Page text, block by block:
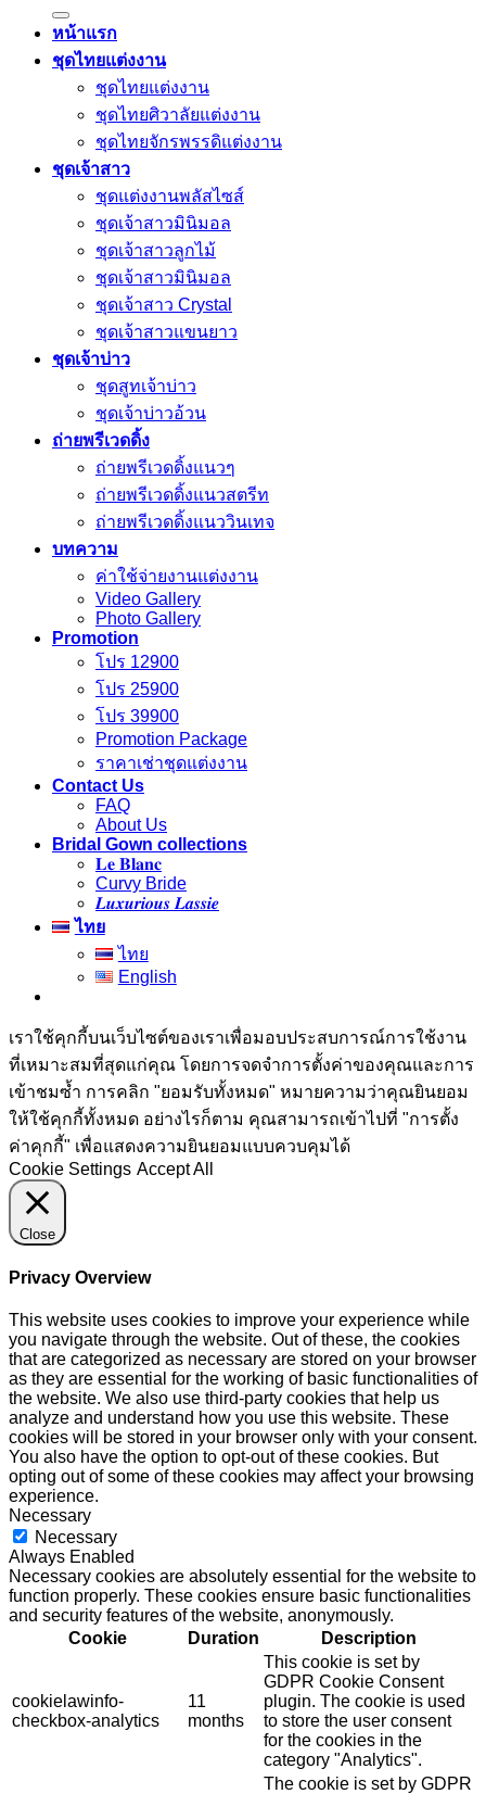
หน้าแรก
ชุดไทยแต่งงาน
ชุดไทยแต่งงาน
ชุดไทยศิวาลัยแต่งงาน
ชุดไทยจักรพรรดิแต่งงาน
ชุดเจ้าสาว
ชุดแต่งงานพลัสไซส์
ชุดเจ้าสาวมินิมอล
ชุดเจ้าสาวลูกไม้
ชุดเจ้าสาวมินิมอล
ชุดเจ้าสาว Crystal
ชุดเจ้าสาวแขนยาว
ชุดเจ้าบ่าว
ชุดสูทเจ้าบ่าว
ชุดเจ้าบ่าวอ้วน
ถ่ายพรีเวดดิ้ง
ถ่ายพรีเวดดิ้งแนวๆ
ถ่ายพรีเวดดิ้งแนวสตรีท
ถ่ายพรีเวดดิ้งแนววินเทจ
บทความ
ค่าใช้จ่ายงานแต่งงาน
Video Gallery
Photo Gallery
Promotion
โปร 12900
โปร 25900
โปร 39900
Promotion Package
ราคาเช่าชุดแต่งงาน
Contact Us
FAQ
About Us
Bridal Gown collections
𝐋𝐞 𝐁𝐥𝐚𝐧𝐜
Curvy Bride
𝑳𝒖𝒙𝒖𝒓𝒊𝒐𝒖𝒔 𝑳𝒂𝒔𝒔𝒊𝒆
ไทย
ไทย
English
เราใช้คุกกี้บนเว็บไซต์ของเราเพื่อมอบประสบการณ์การใช้งาน
ที่เหมาะสมที่สุดแก่คุณ โดยการจดจำการตั้งค่าของคุณและการ
เข้าชมซ้ำ การคลิก "ยอมรับทั้งหมด" หมายความว่าคุณยินยอม
ให้ใช้คุกกี้ทั้งหมด อย่างไรก็ตาม คุณสามารถเข้าไปที่ "การตั้ง
ค่าคุกกี้" เพื่อแสดงความยินยอมแบบควบคุมได้
Cookie Settings Accept All
Close
Privacy Overview
This website uses cookies to improve your experience while
you navigate through the website. Out of these, the cookies
that are categorized as necessary are stored on your browser
as they are essential for the working of basic functionalities of
the website. We also use third-party cookies that help us
analyze and understand how you use this website. These
cookies will be stored in your browser only with your consent.
You also have the option to opt-out of these cookies. But
opting out of some of these cookies may affect your browsing
experience.
Necessary
Necessary
Always Enabled
Necessary cookies are absolutely essential for the website to
function properly. These cookies ensure basic functionalities
and security features of the website, anonymously.
Cookie
Duration Description
cookielawinfo-
checkbox-analytics
11
months
This cookie is set by
GDPR Cookie Consent
plugin. The cookie is used
to store the user consent
for the cookies in the
category "Analytics".
The cookie is set by GDPR